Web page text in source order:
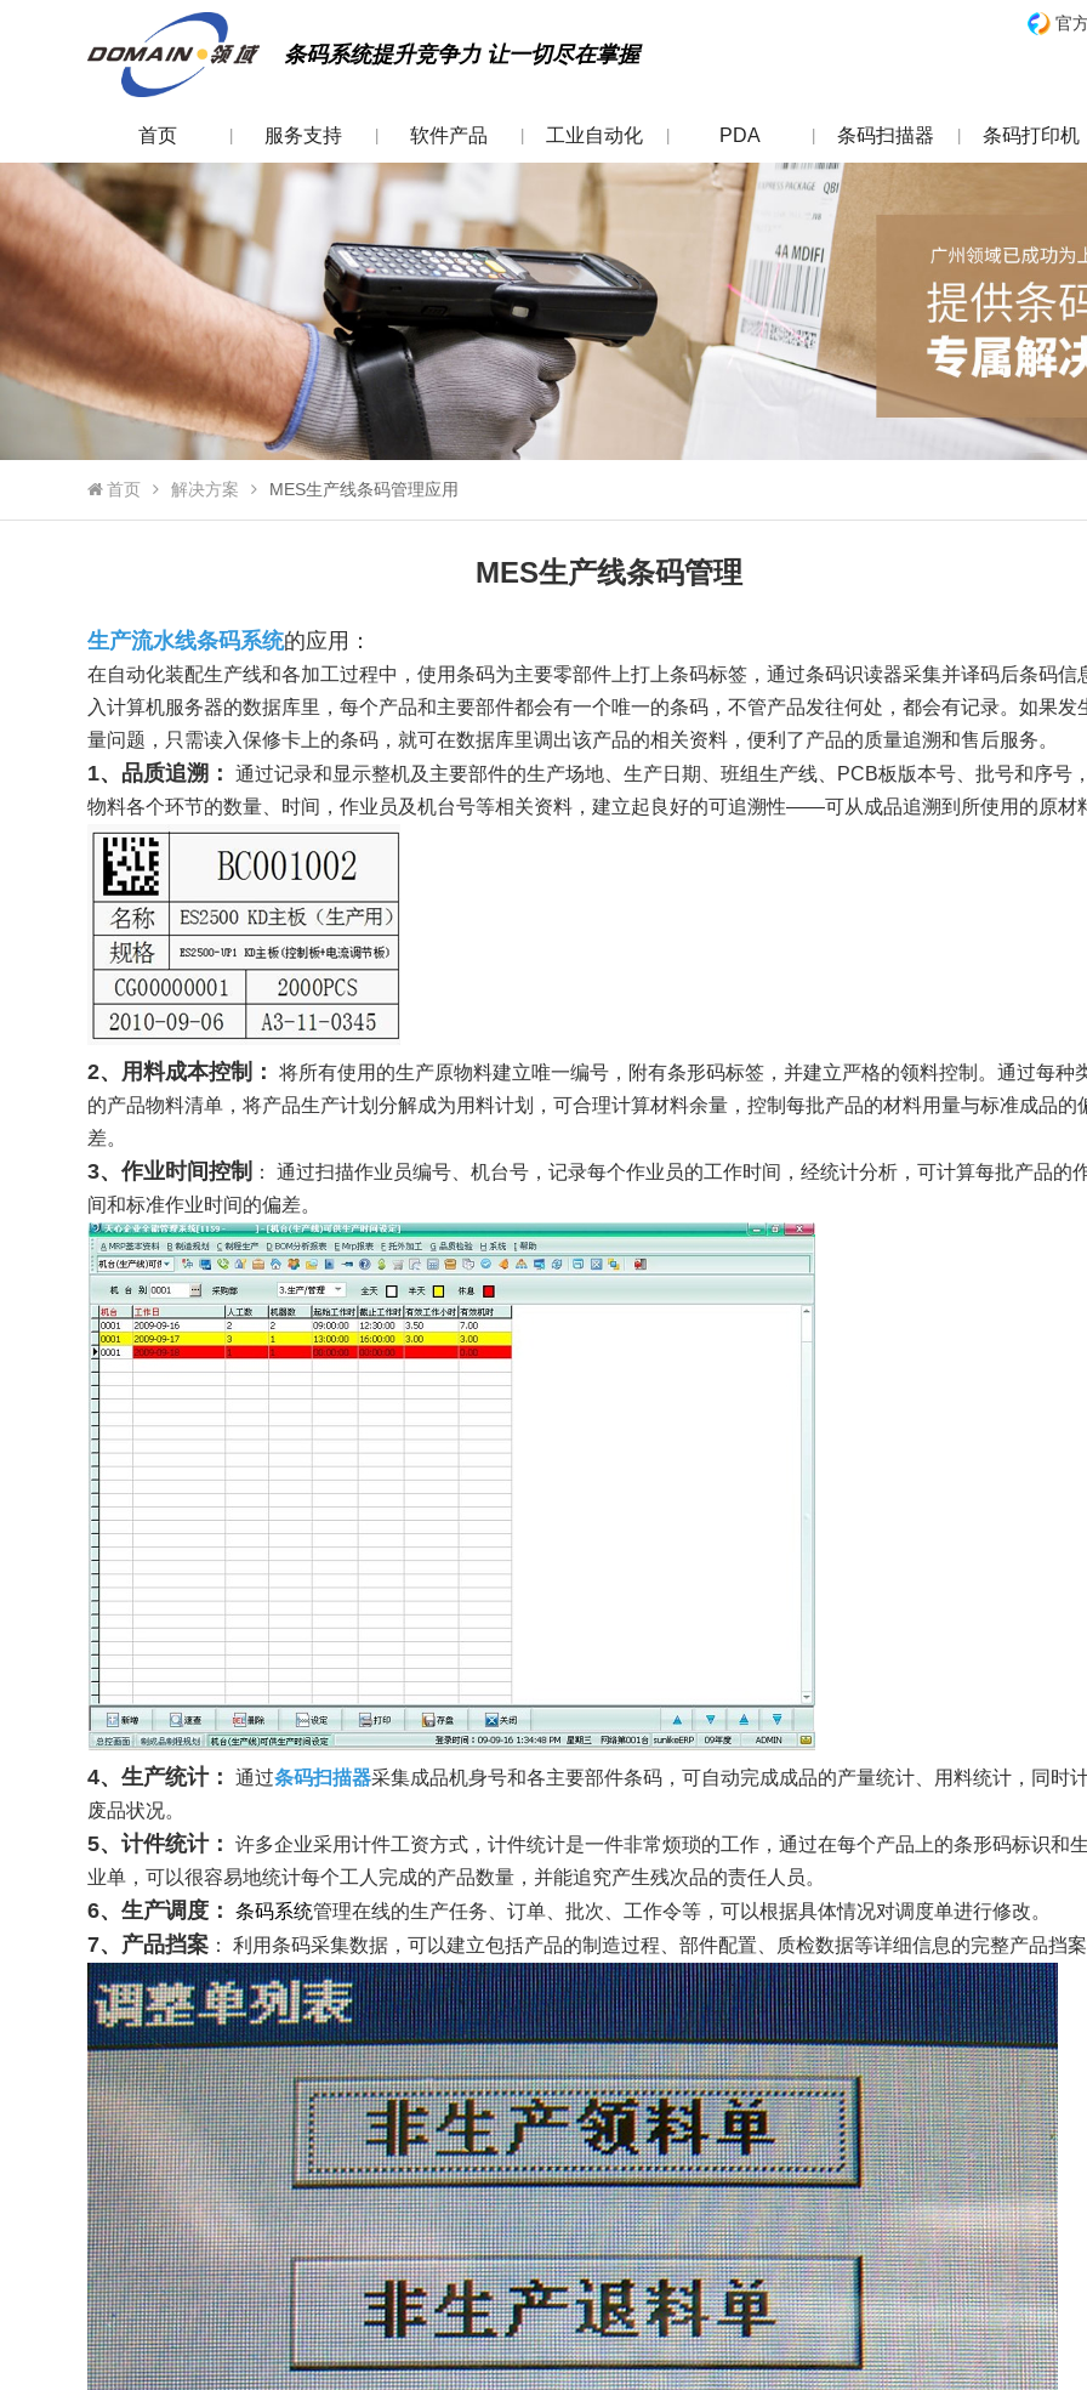
条码系统提升竞争力 让一切尽在掌握
官
首页 服务支持 软件产品 工业自动化 PDA 条码扫描器 条码打印机
首页 解决方案 MES生产线条码管理应用
MES生产线条码管理
生产流水线条码系统的应用：
在自动化装配生产线和各加工过程中，使用条码为主要零部件上打上条码标签，通过条码识读器采集并译码后条码信
入计算机服务器的数据库里，每个产品和主要部件都会有一个唯一的条码，不管产品发往何处，都会有记录。如果发
量问题，只需读入保修卡上的条码，就可在数据库里调出该产品的相关资料，便利了产品的质量追溯和售后服务。
1、品质追溯：
通过记录和显示整机及主要部件的生产场地、生产日期、班组生产线、PCB板版本号、批号和序号
物料各个环节的数量、时间，作业员及机台号等相关资料，建立起良好的可追溯性——可从成品追溯到所使用的原材
2、用料成本控制：
将所有使用的生产原物料建立唯一编号，附有条形码标签，并建立严格的领料控制。通过每种
的产品物料清单，将产品生产计划分解成为用料计划，可合理计算材料余量，控制每批产品的材料用量与标准成品的
差。
3、作业时间控制
： 通过扫描作业员编号、机台号，记录每个作业员的工作时间，经统计分析，可计算每批产品的
间和标准作业时间的偏差。
4、生产统计： 通过条码扫描器采集成品机身号和各主要部件条码，可自动完成成品的产量统计、用料统计，同时
废品状况。
5、计件统计：
许多企业采用计件工资方式，计件统计是一件非常烦琐的工作，通过在每个产品上的条形码标识和
业单，可以很容易地统计每个工人完成的产品数量，并能追究产生残次品的责任人员。
6、生产调度： 条码系统管理在线的生产任务、订单、批次、工作令等，可以根据具体情况对调度单进行修改。
7、产品挡案 ： 利用条码采集数据，可以建立包括产品的制造过程、部件配置、质检数据等详细信息的完整产品挡案